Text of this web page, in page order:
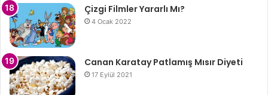
Çizgi Filmler Yararlı Mı?
4 Ocak 2022
Canan Karatay Patlamış Mısır Diyeti
17 Eylül 2021